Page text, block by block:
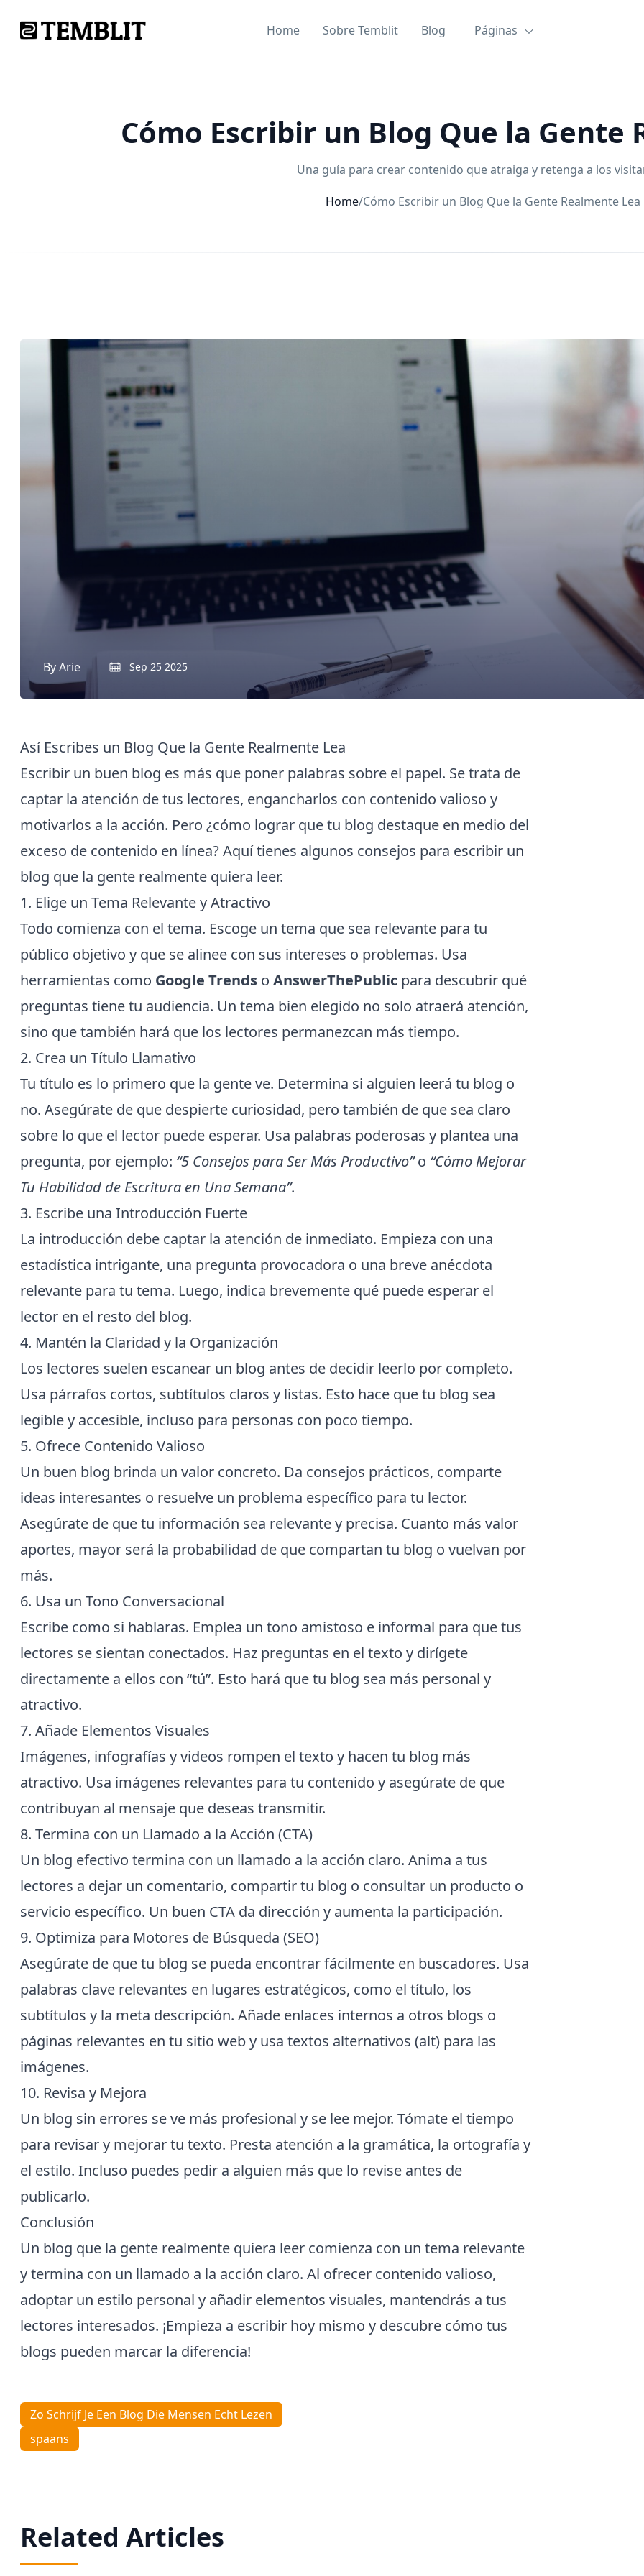
Home Sobre Temblit Blog Páginas
Cómo Escribir un Blog Que la Gente
Una guía para crear contenido que atraiga y retenga a los
Home/Cómo Escribir un Blog Que la Gente Realmente Lea
ByArie Sep 25 2025
Así Escribes un Blog Que la Gente Realmente Lea
Escribir un buen blog es más que poner palabras sobre el papel. Se trata de
captar la atención de tus lectores, engancharlos con contenido valioso y
motivarlos a la acción. Pero ¿cómo lograr que tu blog destaque en medio del
exceso de contenido en línea? Aquí tienes algunos consejos para escribir un
blog que la gente realmente quiera leer.
1. Elige un Tema Relevante y Atractivo
Todo comienza con el tema. Escoge un tema que sea relevante para tu
público objetivo y que se alinee con sus intereses o problemas. Usa
herramientas como Google Trends o AnswerThePublic para descubrir qué
preguntas tiene tu audiencia. Un tema bien elegido no solo atraerá atención,
sino que también hará que los lectores permanezcan más tiempo.
2. Crea un Título Llamativo
Tu título es lo primero que la gente ve. Determina si alguien leerá tu blog o
no. Asegúrate de que despierte curiosidad, pero también de que sea claro
sobre lo que el lector puede esperar. Usa palabras poderosas y plantea una
pregunta, por ejemplo: “5 Consejos para Ser Más Productivo”o “Cómo Mejorar
Tu Habilidad de Escritura en Una Semana”.
3. Escribe una Introducción Fuerte
La introducción debe captar la atención de inmediato. Empieza con una
estadística intrigante, una pregunta provocadora o una breve anécdota
relevante para tu tema. Luego, indica brevemente qué puede esperar el
lector en el resto del blog.
4. Mantén la Claridad y la Organización
Los lectores suelen escanear un blog antes de decidir leerlo por completo.
Usa párrafos cortos, subtítulos claros y listas. Esto hace que tu blog sea
legible y accesible, incluso para personas con poco tiempo.
5. Ofrece Contenido Valioso
Un buen blog brinda un valor concreto. Da consejos prácticos, comparte
ideas interesantes o resuelve un problema específico para tu lector.
Asegúrate de que tu información sea relevante y precisa. Cuanto más valor
aportes, mayor será la probabilidad de que compartan tu blog o vuelvan por
más.
6. Usa un Tono Conversacional
Escribe como si hablaras. Emplea un tono amistoso e informal para que tus
lectores se sientan conectados. Haz preguntas en el texto y dirígete
directamente a ellos con “tú”. Esto hará que tu blog sea más personal y
atractivo.
7. Añade Elementos Visuales
Imágenes, infografías y videos rompen el texto y hacen tu blog más
atractivo. Usa imágenes relevantes para tu contenido y asegúrate de que
contribuyan al mensaje que deseas transmitir.
8. Termina con un Llamado a la Acción (CTA)
Un blog efectivo termina con un llamado a la acción claro. Anima a tus
lectores a dejar un comentario, compartir tu blog o consultar un producto o
servicio específico. Un buen CTA da dirección y aumenta la participación.
9. Optimiza para Motores de Búsqueda (SEO)
Asegúrate de que tu blog se pueda encontrar fácilmente en buscadores. Usa
palabras clave relevantes en lugares estratégicos, como el título, los
subtítulos y la meta descripción. Añade enlaces internos a otros blogs o
páginas relevantes en tu sitio web y usa textos alternativos (alt) para las
imágenes.
10. Revisa y Mejora
Un blog sin errores se ve más profesional y se lee mejor. Tómate el tiempo
para revisar y mejorar tu texto. Presta atención a la gramática, la ortografía y
el estilo. Incluso puedes pedir a alguien más que lo revise antes de
publicarlo.
Conclusión
Un blog que la gente realmente quiera leer comienza con un tema relevante
y termina con un llamado a la acción claro. Al ofrecer contenido valioso,
adoptar un estilo personal y añadir elementos visuales, mantendrás a tus
lectores interesados. ¡Empieza a escribir hoy mismo y descubre cómo tus
blogs pueden marcar la diferencia!
Zo Schrijf Je Een Blog Die Mensen Echt Lezen
spaans
Related Articles